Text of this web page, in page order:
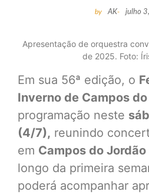
by AK- julho
Apresentação de orquestra
de 2025. Foto:
Em sua 56ª edição, o
Inverno de Campos
programação neste
(4/7), reunindo
em Campos do Jordão
longo da primeira
poderá acompanhar